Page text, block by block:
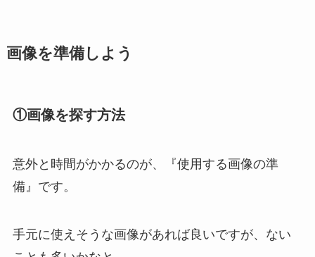
画像を準備しよう
①画像を探す方法
意外と時間がかかるのが、『使用する画像の準
備』です。
手元に使えそうな画像があれば良いですが、ない